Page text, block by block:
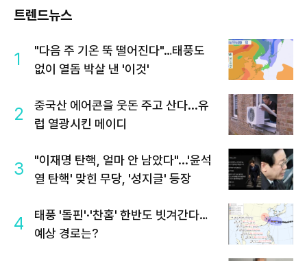
트렌드뉴스
1
"다음 주 기온 뚝 떨어진다"…태풍도
없이 열돔 박살 낸 '이것'
2
중국산 에어콘을 웃돈 주고 산다...유
럽 열광시킨 메이디
3
"이재명 탄핵, 얼마 안 남았다"...'윤석
열 탄핵' 맞힌 무당, '성지글' 등장
4
태풍 '돌핀'·'찬홈' 한반도 빗겨간다…
예상 경로는?